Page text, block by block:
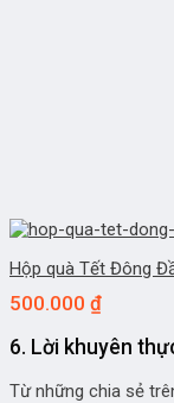
Hộp quà Tết Đông
500.000 ₫
6. Lời khuyên
Từ những chia sẻ